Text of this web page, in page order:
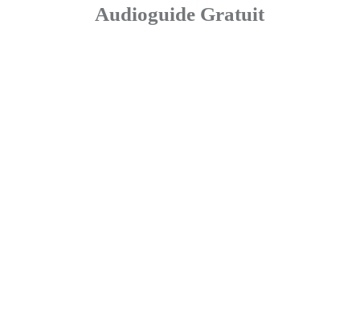
Audioguide Gratuit